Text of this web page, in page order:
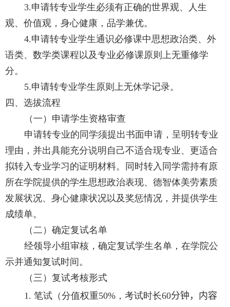
3.申请转专业学生必须有正确的世界观、人生
观、价值观，身心健康，品学兼优。
4.申请转专业学生通识必修课中思想政治类、外
语类、数学类课程以及专业必修课原则上无重修学
分。
5.申请转专业学生原则上无休学记录。
四、选拔流程
（一）申请学生资格审查
申请转专业的同学须提出书面申请，呈明转专业
理由，并出具能充分说明自己不适合现专业、更适合
拟转入专业学习的证明材料。同时转入同学需持有原
所在学院提供的学生思想政治表现、德智体美劳素质
发展状况、身心健康状况以及奖惩情况，并提供学生
成绩单。
（二）确定复试名单
经领导小组审核，确定复试学生名单，在学院公
示并通知复试时间。
（三）复试考核形式
1.笔试（分值权重50% ，考试时长60分钟，内容